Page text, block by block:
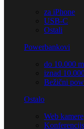
za iPhone
USB-C
Ostali
Powerbankovi
do 10.000
iznad
Bežični
Ostalo
Web kamere